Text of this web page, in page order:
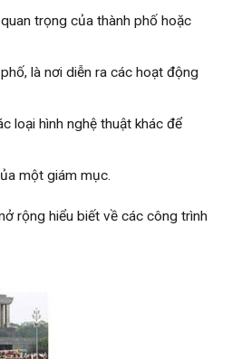
trọng của thành phố hoặc
là nơi diễn ra các hoạt động
loại hình nghệ thuật khác để
một giám mục.
rộng hiểu biết về các công trình